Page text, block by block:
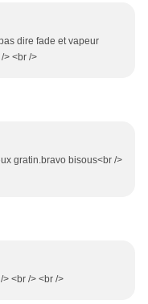
dire fade et vapeur
> <br />
gratin.bravo bisous<br />
<br /> <br />